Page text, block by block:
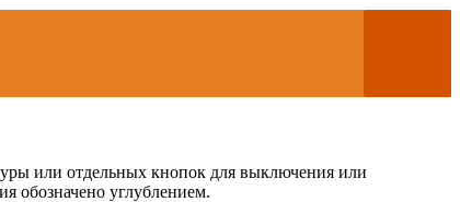
или отдельных кнопок для выключения или
обозначено углублением.